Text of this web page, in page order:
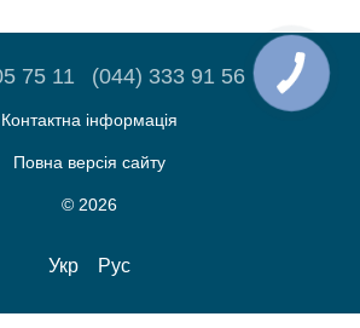
75 11 (044) 333 91 56
Контактна інформація
Повна версія сайту
© 2026
Укр Рус